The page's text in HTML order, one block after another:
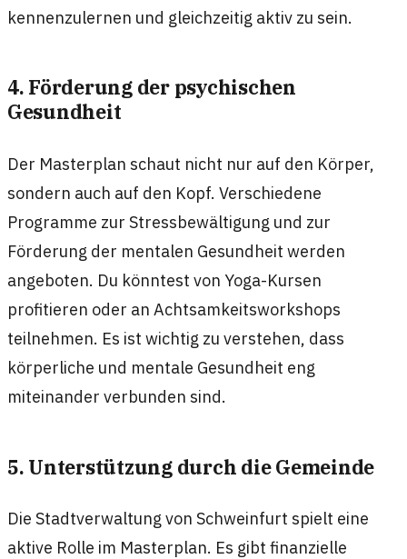
kennenzulernen und gleichzeitig aktiv zu sein.
4. Förderung der psychischen
Gesundheit
Der Masterplan schaut nicht nur auf den Körper,
sondern auch auf den Kopf. Verschiedene
Programme zur Stressbewältigung und zur
Förderung der mentalen Gesundheit werden
angeboten. Du könntest von Yoga-Kursen
profitieren oder an Achtsamkeitsworkshops
teilnehmen. Es ist wichtig zu verstehen, dass
körperliche und mentale Gesundheit eng
miteinander verbunden sind.
5. Unterstützung durch die Gemeinde
Die Stadtverwaltung von Schweinfurt spielt eine
aktive Rolle im Masterplan. Es gibt finanzielle